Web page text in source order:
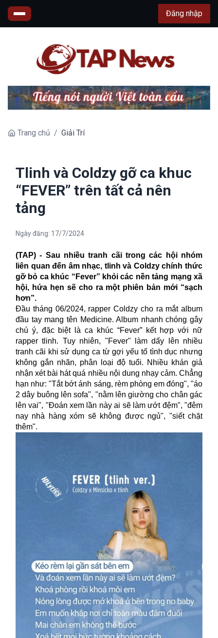
Đăng nhập
Trang chủ / Giải Trí
Tlinh và Coldzy gỡ ca khuc
“FEVER” trên tất cả nên
tảng
Ngày đăng: 17/7/2024
(TAP) - Sau nhiều tranh cãi trong các hội nhóm
liên quan đến âm nhạc, tlinh và Coldzy chính thức
gỡ bỏ ca khúc “Fever” khỏi các nền tảng mạng xã
hội, hứa hẹn sẽ cho ra một phiên bản mới “sạch
hơn”.
Đầu tháng 06/2024, rapper Coldzy cho ra mắt album
đầu tay mang tên Medicine. Album nhanh chóng gây
chú ý, đặc biệt là ca khúc “Fever” kết hợp với nữ
rapper tlinh. Tuy nhiên, "Fever" làm dấy lên nhiều
tranh cãi khi sử dụng ca từ gợi yếu tố tình dục nhưng
không gắn nhãn, phân loại độ tuổi. Nhiều khán giả
nhận xét bài hát quá nhiều nội dung nhạy cảm. Chẳng
hạn như: "Tắt bớt ánh sáng, rèm phòng em đóng", "áo
2 dây buông lên sofa", "nằm lên giường cho chân gác
lên vai", "Đoán xem lần này ai sẽ làm ướt đệm", "đêm
nay nhà hàng xóm sẽ không được ngủ", "siết chặt
thêm".